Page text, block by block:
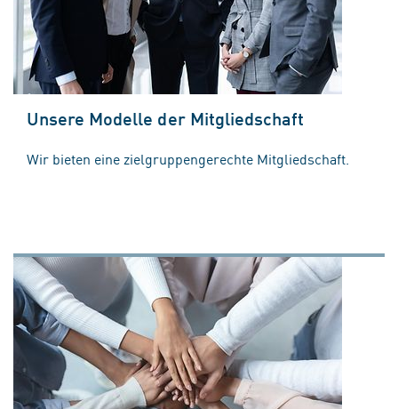
Unsere Modelle der Mitgliedschaft
Wir bieten eine zielgruppengerechte Mitgliedschaft.